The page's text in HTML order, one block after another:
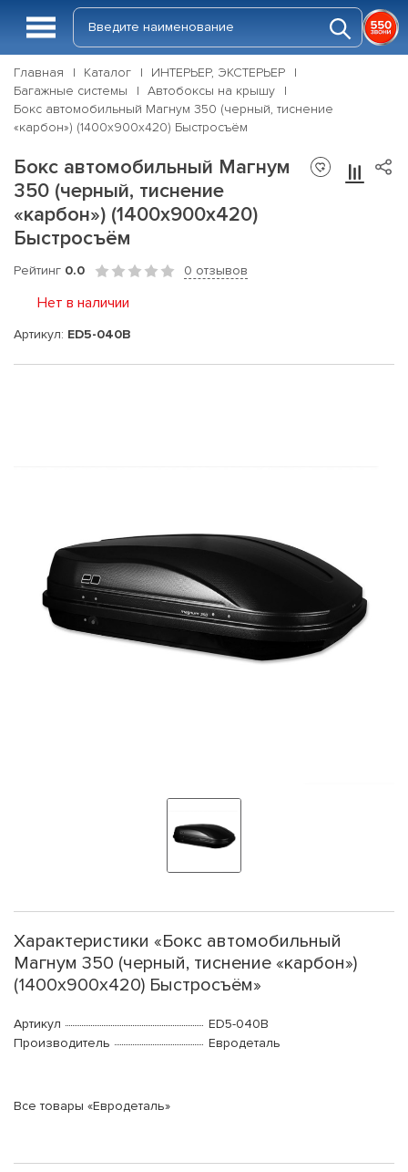
Главная Каталог
ИНТЕРЬЕР, ЭКСТЕРЬЕР
Багажные системы
Автобоксы на крышу
Бокс автомобильный Магнум 350 (черный, тиснение
«карбон») (1400х900х420) Быстросъём
Бокс автомобильный Магнум
350 (черный, тиснение
«карбон») (1400х900х420)
Быстросъём
Рейтинг 0.0 0 отзывов
Нет в наличии
Артикул: ED5-040В
Характеристики «Бокс автомобильный
Магнум 350 (черный, тиснение «карбон»)
(1400х900х420) Быстросъём»
Артикул
ED5-040В
Производитель
Евродеталь
Все товары «Евродеталь»